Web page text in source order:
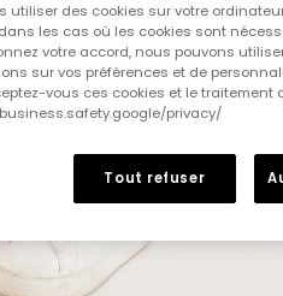
utiliser des cookies sur votre
les cas où les cookies sont
votre accord, nous pouvons
sur vos préférences et de
vous ces cookies et le traitement
privacy/
Tout refuser